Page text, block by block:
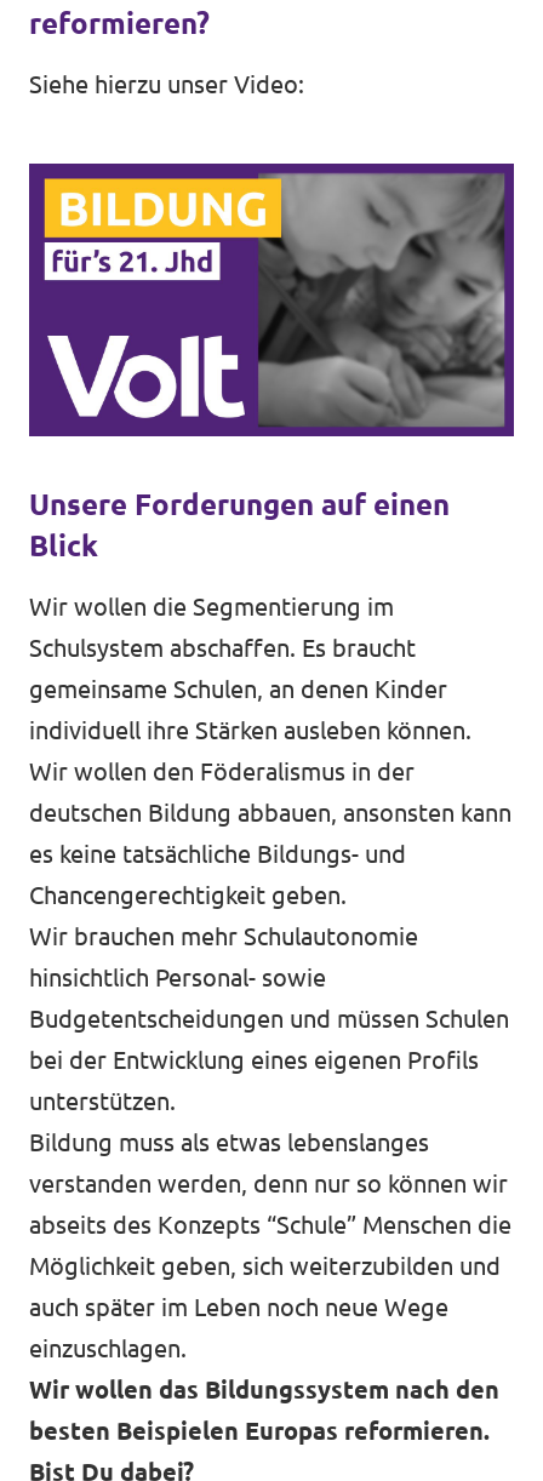
reformieren?
Siehe hierzu unser Video:
Unsere Forderungen auf einen
Blick
Wir wollen die Segmentierung im
Schulsystem abschaffen. Es braucht
gemeinsame Schulen, an denen Kinder
individuell ihre Stärken ausleben können.
Wir wollen den Föderalismus in der
deutschen Bildung abbauen, ansonsten kann
es keine tatsächliche Bildungs- und
Chancengerechtigkeit geben.
Wir brauchen mehr Schulautonomie
hinsichtlich Personal- sowie
Budgetentscheidungen und müssen Schulen
bei der Entwicklung eines eigenen Profils
unterstützen.
Bildung muss als etwas lebenslanges
verstanden werden, denn nur so können wir
abseits des Konzepts “Schule” Menschen die
Möglichkeit geben, sich weiterzubilden und
auch später im Leben noch neue Wege
einzuschlagen.
Wir wollen das Bildungssystem nach den
besten Beispielen Europas reformieren.
Bist Du dabei?